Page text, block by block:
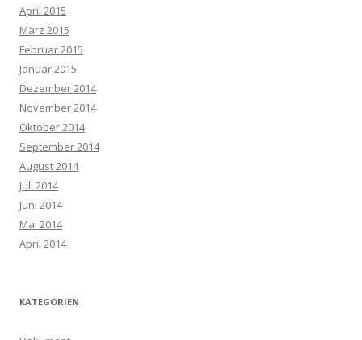
April 2015
März 2015
Februar 2015
Januar 2015
Dezember 2014
November 2014
Oktober 2014
September 2014
August 2014
Juli 2014
Juni 2014
Mai 2014
April 2014
KATEGORIEN